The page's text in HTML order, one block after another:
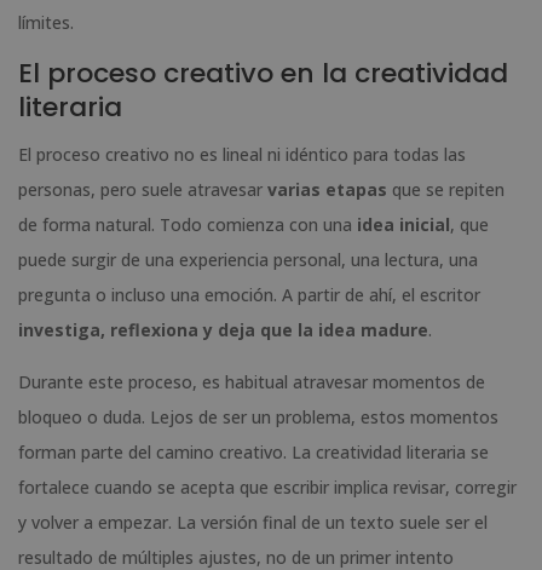
límites.
El proceso creativo en la creatividad
literaria
El proceso creativo no es lineal ni idéntico para todas las
personas, pero suele atravesar varias etapas que se repiten
de forma natural. Todo comienza con una idea inicial, que
puede surgir de una experiencia personal, una lectura, una
pregunta o incluso una emoción. A partir de ahí, el escritor
investiga, reflexiona y deja que la idea madure.
Durante este proceso, es habitual atravesar momentos de
bloqueo o duda. Lejos de ser un problema, estos momentos
forman parte del camino creativo. La creatividad literaria se
fortalece cuando se acepta que escribir implica revisar, corregir
y volver a empezar. La versión final de un texto suele ser el
resultado de múltiples ajustes, no de un primer intento